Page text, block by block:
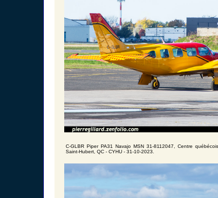
C-GLBR Piper PA31 Navajo MSN 31-8112047, Centre
Saint-Hubert, QC - CYHU - 31-10-2023.